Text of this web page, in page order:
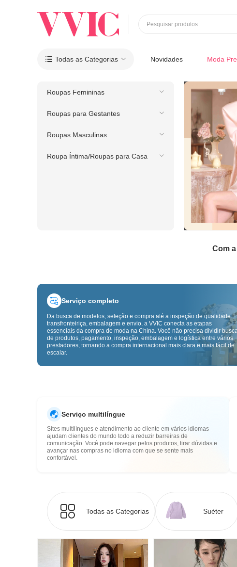
Pesquisar produtos
 Todas as Categorias Novidades Moda
Roupas Femininas
Roupas para Gestantes
Roupas Masculinas
Roupa Íntima/Roupas para Casa
Com
Serviço completo
Da busca de modelos, seleção e compra até a inspeção de qualidade
transfronteiriça, embalagem e envio, a VVIC conecta as etapas
essenciais da compra de moda na China. Você não precisa dividir
de produtos, pagamento, inspeção, embalagem e logística entre vários
prestadores, tornando a compra internacional mais clara e mais fácil de
escalar.
Serviço multilíngue
Sites multilíngues e atendimento ao cliente em vários idiomas
ajudam clientes do mundo todo a reduzir barreiras de
comunicação. Você pode navegar pelos produtos, tirar dúvidas e
avançar nas compras no idioma com que se sente mais
confortável.
Todas as Categorias Suéter